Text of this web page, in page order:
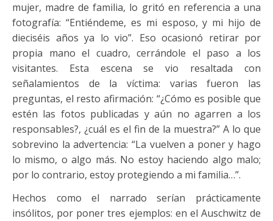
mujer, madre de familia, lo gritó en referencia a una
fotografía: “Entiéndeme, es mi esposo, y mi hijo de
dieciséis años ya lo vio”. Eso ocasionó retirar por
propia mano el cuadro, cerrándole el paso a los
visitantes. Esta escena se vio resaltada con
señalamientos de la víctima: varias fueron las
preguntas, el resto afirmación: “¿Cómo es posible que
estén las fotos publicadas y aún no agarren a los
responsables?, ¿cuál es el fin de la muestra?” A lo que
sobrevino la advertencia: “La vuelven a poner y hago
lo mismo, o algo más. No estoy haciendo algo malo;
por lo contrario, estoy protegiendo a mi familia…”.
Hechos como el narrado serían prácticamente
insólitos, por poner tres ejemplos: en el Auschwitz de